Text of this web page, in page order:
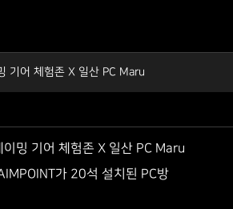
기어 체험존 X 일산 PC Maru
밍 기어 체험존 X 일산 PC Maru
가 20석 설치된 PC방